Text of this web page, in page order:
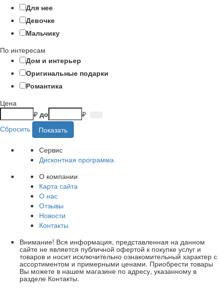
Для нее
Девочке
Мальчику
По интересам
Дом и интерьер
Оригинальные подарки
Романтика
Цена
₽ до
₽
Сбросить
Сервис
Дисконтная программа
О компании
Карта сайта
О нас
Отзывы
Новости
Контакты
Внимание! Вся информация, представленная на данном
сайте не является публичной офертой к покупке услуг и
товаров и носит исключительно ознакомительный характер с
ассортиментом и примерными ценами. Приобрести товары
Вы можете в нашем магазине по адресу, указанному в
разделе Контакты.